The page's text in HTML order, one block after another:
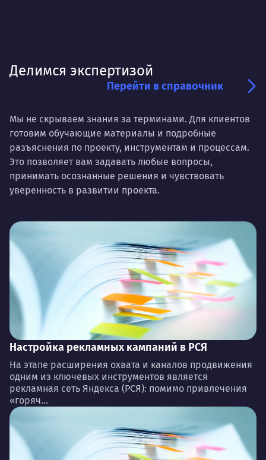
Делимся экспертизой
Перейти в справочник
Мы не скрываем знания за терминами. Для клиентов
готовим обучающие материалы и подробные
разъяснения по проекту, инструментам и процессам.
Это позволяет вам задавать любые вопросы,
принимать осознанные решения и чувствовать
уверенность в развитии проекта.
Настройка рекламных кампаний в РСЯ
На этапе расширения охвата и каналов продвижения
одним из ключевых инструментов является
рекламная сеть Яндекса (РСЯ): помимо привлечения
«горяч...